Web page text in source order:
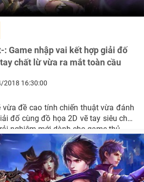
Game nhập vai kết hợp giải đố
chất lừ vừa ra mắt toàn cầu
2018 16:30:00
vừa đề cao tính chiến thuật vừa đánh
đố cùng đồ họa 2D vẽ tay siêu chất
nghiệm mới dành cho game thủ.